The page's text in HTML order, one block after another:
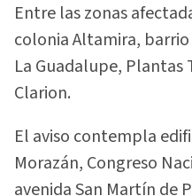
Entre las zonas
colonia Altamira,
La Guadalupe,
Clarion.
El aviso contempla
Morazán, Congreso
avenida San Martín de